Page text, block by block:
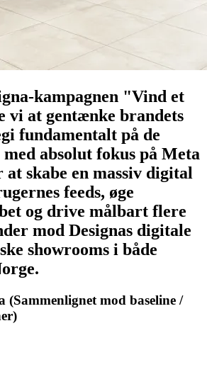
kampagnen "Vind et
vi at gentænke brandets
fundamentalt på de
absolut fokus på Meta
skabe en massiv digital
feeds, øge
og drive målbart flere
mod Designas digitale
showrooms i både